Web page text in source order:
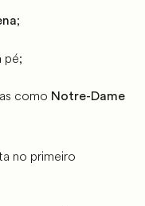
;
pé;
como Notre-Dame
no primeiro